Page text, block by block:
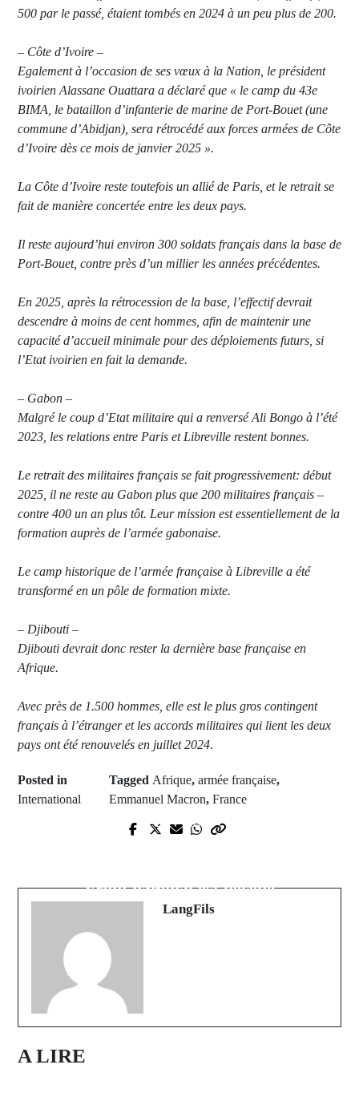
500 par le passé, étaient tombés en 2024 à un peu plus de 200.
– Côte d’Ivoire –
Egalement à l’occasion de ses vœux à la Nation, le président
ivoirien Alassane Ouattara a déclaré que « le camp du 43e
BIMA, le bataillon d’infanterie de marine de Port-Bouet (une
commune d’Abidjan), sera rétrocédé aux forces armées de Côte
d’Ivoire dès ce mois de janvier 2025 ».
La Côte d’Ivoire reste toutefois un allié de Paris, et le retrait se
fait de manière concertée entre les deux pays.
Il reste aujourd’hui environ 300 soldats français dans la base de
Port-Bouet, contre près d’un millier les années précédentes.
En 2025, après la rétrocession de la base, l’effectif devrait
descendre à moins de cent hommes, afin de maintenir une
capacité d’accueil minimale pour des déploiements futurs, si
l’Etat ivoirien en fait la demande.
– Gabon –
Malgré le coup d’Etat militaire qui a renversé Ali Bongo à l’été
2023, les relations entre Paris et Libreville restent bonnes.
Le retrait des militaires français se fait progressivement: début
2025, il ne reste au Gabon plus que 200 militaires français –
contre 400 un an plus tôt. Leur mission est essentiellement de la
formation auprès de l’armée gabonaise.
Le camp historique de l’armée française à Libreville a été
transformé en un pôle de formation mixte.
– Djibouti –
Djibouti devrait donc rester la dernière base française en
Afrique.
Avec près de 1.500 hommes, elle est le plus gros contingent
français à l’étranger et les accords militaires qui lient les deux
pays ont été renouvelés en juillet 2024.
Posted in
International
Tagged Afrique,armée française,
Emmanuel Macron,France
Prev Post
blessures
Front national est décédé
LangFils
A LIRE